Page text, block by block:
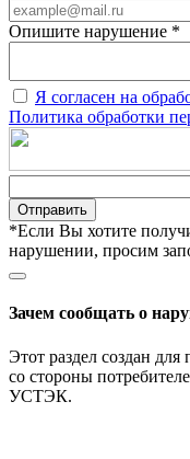
Опишите нарушение *
Я согласен на
Политика обработки
Отправить
*Если Вы хотите
нарушении, просим
Зачем сообщать о
Этот раздел создан
со стороны
УСТЭК.